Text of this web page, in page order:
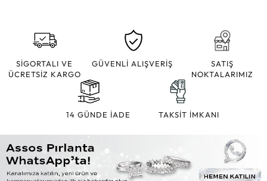
SİGORTALI VE
ÜCRETSİZ KARGO
GÜVENLİ ALIŞVERİŞ
SATIŞ
NOKTALARIMIZ
14 GÜNDE İADE TAKSİT İMKANI